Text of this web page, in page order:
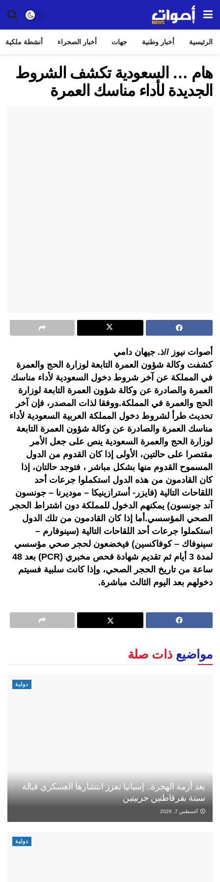
الرئيسية أخبار وطنية جهات أخبار الصحراء أنشطة ملكية
هام … السعودية تكشف الشروط
الجديدة لأداء مناسك العمرة
أصوات نيوز //ذ. جيهان دامي
كشفت وكالة شؤون العمرة التابعة لوزارة الحج والعمرة
في المملكة عن آخر شروط دخول السعودية لأداء مناسك
العمرة والصادرة عن وكالة شؤون العمرة التابعة لوزارة
الحج والعمرة في المملكة.ووفقا لذات المصدر، فإن آخر
تحديث طرأ لشروط دخول المملكة العربية السعودية لأداء
مناسك العمرة والصادرة عن وكالة شؤون العمرة التابعة
لوزارة الحج والعمرة السعودية ينص على جعل الأمر
مقتصرا على حالتين، الأولى إذا كان القدوم من الدول
المسموح القدوم منها بشكل مباشر ، فتوجد حالتان، إذا
كان القادمون من هذه الدول استكملوا جرعات أحد
اللقاحات التالية (فايزر- أسترازينيكا – موديرنا – جونسون
آند جونسون) يمكنهم الدخول للمملكة دون اشتراط الحجر
الصحي المؤسسي.أما إذا كان القادمون من تلك الدول
استكملوا جرعات أحد اللقاحات التالية (سينوفارم –
سينوفاك – كوفاكسين) فيخضعون لحجر صحي مؤسسي
لمدة 3 أيام ثم تقديم شهادة فحص مخبري (PCR) بعد 48
ساعة من تاريخ الحجر الصحي، وإذا كانت سلبية فسيتم
دخولهم بعد اليوم الثالث مباشرة.
مواضيع ذات صلة
دولية
بعد أزمة الهجرة.. إسبانيا تعزز انتشارها العسكري قبالة
سبتة بفرقاطتين حربيتين
أغسطس 7, 2026
دولية